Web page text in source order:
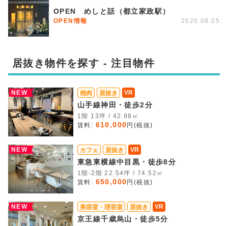
OPEN めしと話（都立家政駅）
OPEN情報 2026.08.05
居抜き物件を探す - 注目物件
NEW 焼肉 居抜き VR
山手線神田・徒歩2分
1階 13坪 / 42.98㎡
賃料: 610,000 円(税抜)
NEW カフェ 居抜き VR
東急東横線中目黒・徒歩8分
1階-2階 22.54坪 / 74.52㎡
賃料: 650,000 円(税抜)
NEW 美容室・理容室 居抜き VR
京王線千歳烏山・徒歩5分